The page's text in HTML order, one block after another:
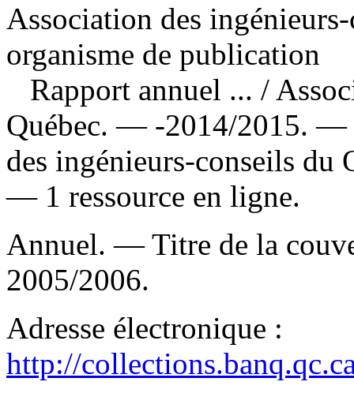
Association des
organisme de publication
Rapport annuel ... /
Québec. — -2014/2015. —
des ingénieurs-conseils du
— 1 ressource en ligne.
Annuel. — Titre de la
2005/2006.
Adresse électronique :
http://